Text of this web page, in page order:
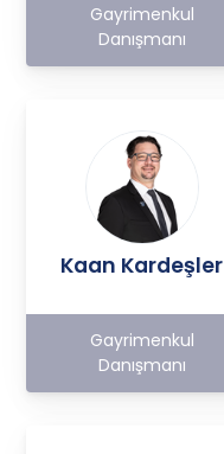
Gayrimenkul
Danışmanı
Kaan Kardeşler
Gayrimenkul
Danışmanı